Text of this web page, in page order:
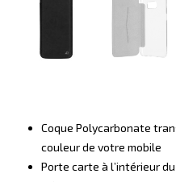
Coque Polycarbonate
couleur de votre mobile
Porte carte à l’intérieur